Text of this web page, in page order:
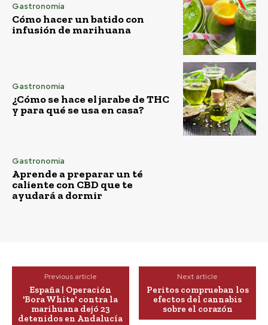
Gastronomía
Cómo hacer un batido con
infusión de marihuana
Gastronomía
¿Cómo se hace el jarabe de THC
y para qué se usa en casa?
Gastronomía
Aprende a preparar un té
caliente con CBD que te
ayudará a dormir
Previous article
España | Operación
'Bora White' contra la
marihuana dejó 23
detenidos en Andalucía
Next article
Peritos comprueban los
efectos del cannabis
sobre el corazón